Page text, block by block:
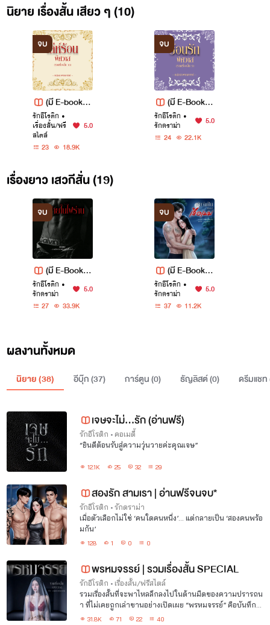
นิยาย เรื่องสั้น เสียว ๆ (10)
จบ
(มี E-book) เ
ล่ห์ร้อนพิศวา
ส | รวมเรื่องสั้
น 10 #20ep.
รักอีโรติก •
เรื่องสั้น/ฟรี
สไตล์
5.0
23
18.9K
จบ
(มี E-Book) ร้
อนรักพิศวาส
| รวมเรื่องสั้น
รักอีโรติก •
รักดราม่า
5.0
24
22.1K
เรื่องยาว เสวกีสั่น (19)
จบ
(มี E-Book) รั
กร้ายในไฟร่า
น
รักอีโรติก •
รักดราม่า
5.0
27
33.9K
จบ
(มี E-Book) เ
มียจำเป็นของ
เสือเมฆ
รักอีโรติก •
รักดราม่า
5.0
37
11.2K
ผลงานทั้งหมด
นิยาย (38) อีบุ๊ก (37) การ์ตูน (0) ธัญลิสต์ (0) ดรีมแชท
เจษจะไม่...รัก (อ่านฟรี)
รักอีโรติก • คอเมดี้
“ยินดีต้อนรับสู่ความวุ่นวายค่ะคุณเจษ”
12.1K 25 32 29
สองรัก สามเรา | อ่านฟรีจนจบ*
รักอีโรติก • รักดราม่า
เมื่อตัวเลือกไม่ใช่ ‘คนใดคนหนึ่ง’... แต่กลายเป็น ‘สองคนพร้อ
มกัน’
128 1 0 0
พรหมจรรย์ | รวมเรื่องสั้น SPECIAL
รักอีโรติก • เรื่องสั้น/ฟรีสไตล์
รวมเรื่องสั้นที่จะพาไหลลึกลงไปในด้านมืดของความปรารถน
า ที่ไม่เคยถูกเล่าขานอย่างเปิดเผย “พรหมจรรย์” คือบันทึกข
องความลับ และเส้นบาง ๆ ระหว่างศีลธรรมกับความต้องการ
31.8K 71 22 40